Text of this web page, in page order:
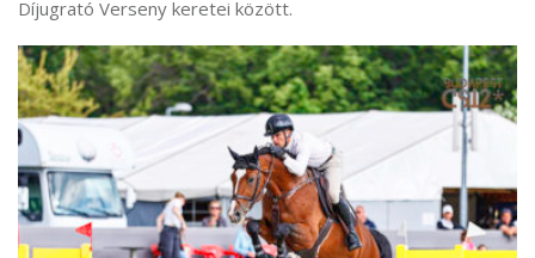
Díjugrató Verseny keretei között.